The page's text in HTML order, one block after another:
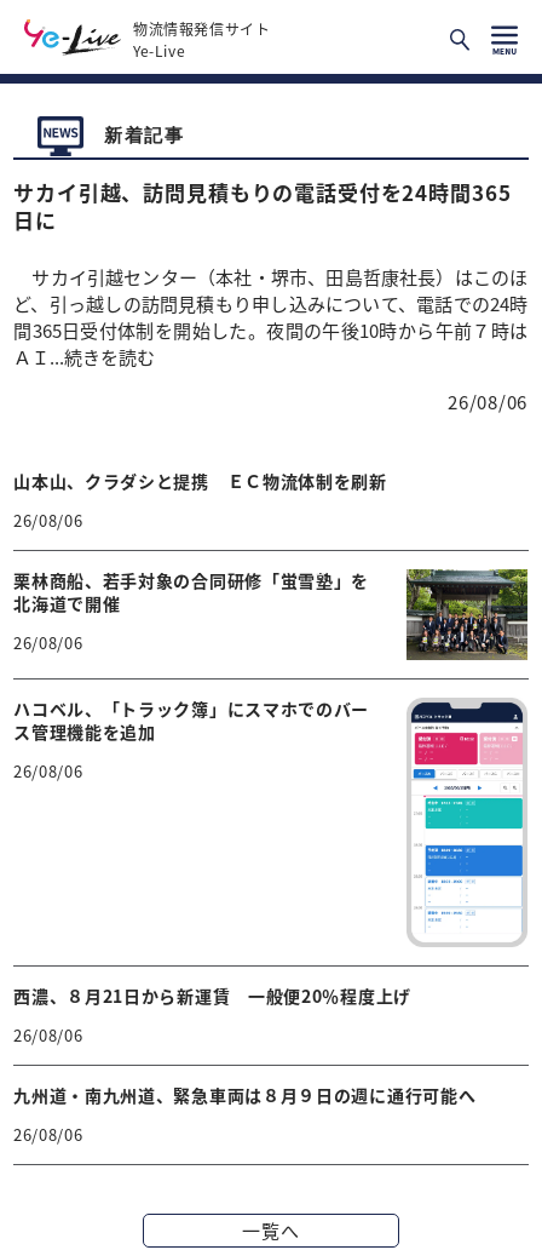
物流情報発信サイト
Ye-Live
新着記事
サカイ引越、訪問見積もりの電話受付を24時間365
日に
サカイ引越センター（本社・堺市、田島哲康社長）はこのほ
ど、引っ越しの訪問見積もり申し込みについて、電話での24時
間365日受付体制を開始した。夜間の午後10時から午前７時は
ＡＩ...続きを読む
26/08/06
山本山、クラダシと提携 ＥＣ物流体制を刷新
26/08/06
栗林商船、若手対象の合同研修「蛍雪塾」を
北海道で開催
26/08/06
ハコベル、「トラック簿」にスマホでのバー
ス管理機能を追加
26/08/06
西濃、８月21日から新運賃 一般便20％程度上げ
26/08/06
九州道・南九州道、緊急車両は８月９日の週に通行可能へ
26/08/06
一覧へ